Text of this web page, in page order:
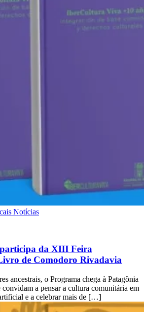
Notícias
da XIII Feira
de Comodoro Rivadavia
ancestrais, o Programa chega à Patagônia
a pensar a cultura comunitária em
e a celebrar mais de […]